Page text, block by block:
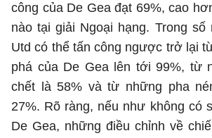
công của De Gea đạt 69%, cao
nào tại giải Ngoại hạng. Trong số
Utd có thể tấn công ngược trở lại
phá của De Gea lên tới 99%, từ
chết là 58% và từ những pha
27%. Rõ ràng, nếu như không có
De Gea, những điều chỉnh về